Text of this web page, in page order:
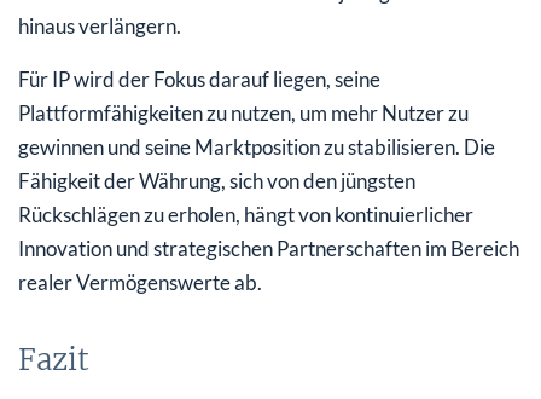
hinaus verlängern.
Für IP wird der Fokus darauf liegen, seine
Plattformfähigkeiten zu nutzen, um mehr Nutzer zu
gewinnen und seine Marktposition zu stabilisieren. Die
Fähigkeit der Währung, sich von den jüngsten
Rückschlägen zu erholen, hängt von kontinuierlicher
Innovation und strategischen Partnerschaften im Bereich
realer Vermögenswerte ab.
Fazit